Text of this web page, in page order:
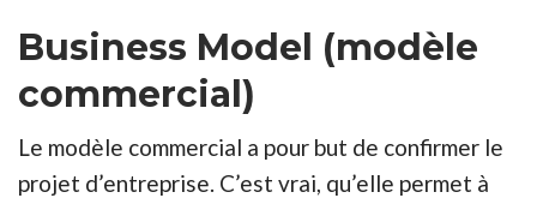
Business Model (modèle
commercial)
Le modèle commercial a pour but de confirmer le
projet d’entreprise. C’est vrai, qu’elle permet à